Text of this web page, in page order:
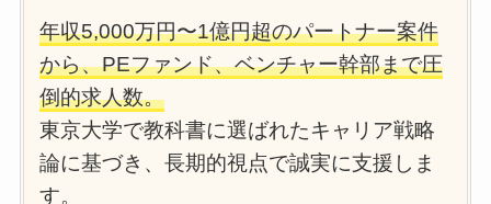
年収5,000万円〜1億円超のパートナー案件
から、PEファンド、ベンチャー幹部まで圧
倒的求人数。
東京大学で教科書に選ばれたキャリア戦略
論に基づき、長期的視点で誠実に支援しま
す。